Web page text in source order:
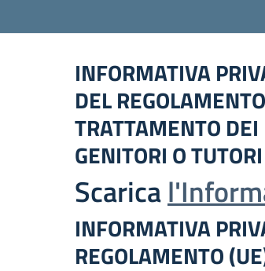
INFORMATIVA
DEL
TRATTAMENTO
GENITORI O TUTORI
Scarica
INFORMATIVA
REGOLAMENTO